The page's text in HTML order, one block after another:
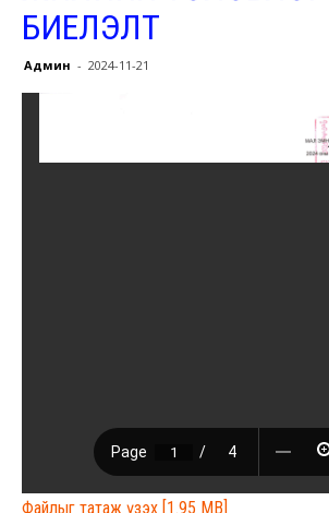
БИЕЛЭЛТ
Админ - 2024-11-21
Файлыг татаж үзэх [1.95 MB]